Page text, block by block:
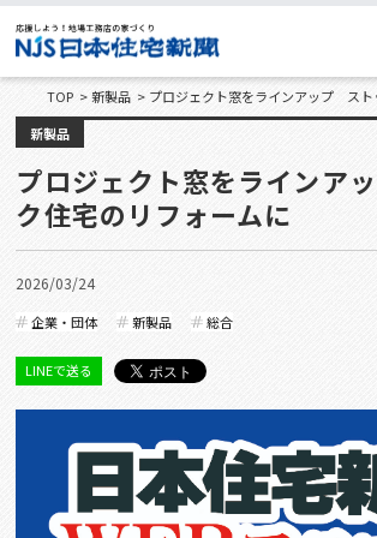
TOP 新製品
プロジェクト窓をラインアップ スト
新製品
プロジェクト窓をラインア
ク住宅のリフォームに
2026/03/24
企業・団体 新製品 総合
LINEで送る